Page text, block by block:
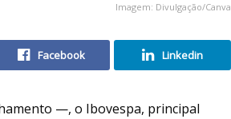
Imagem: Divulgação/Canva
Facebook Linkedin
—, o Ibovespa, principal